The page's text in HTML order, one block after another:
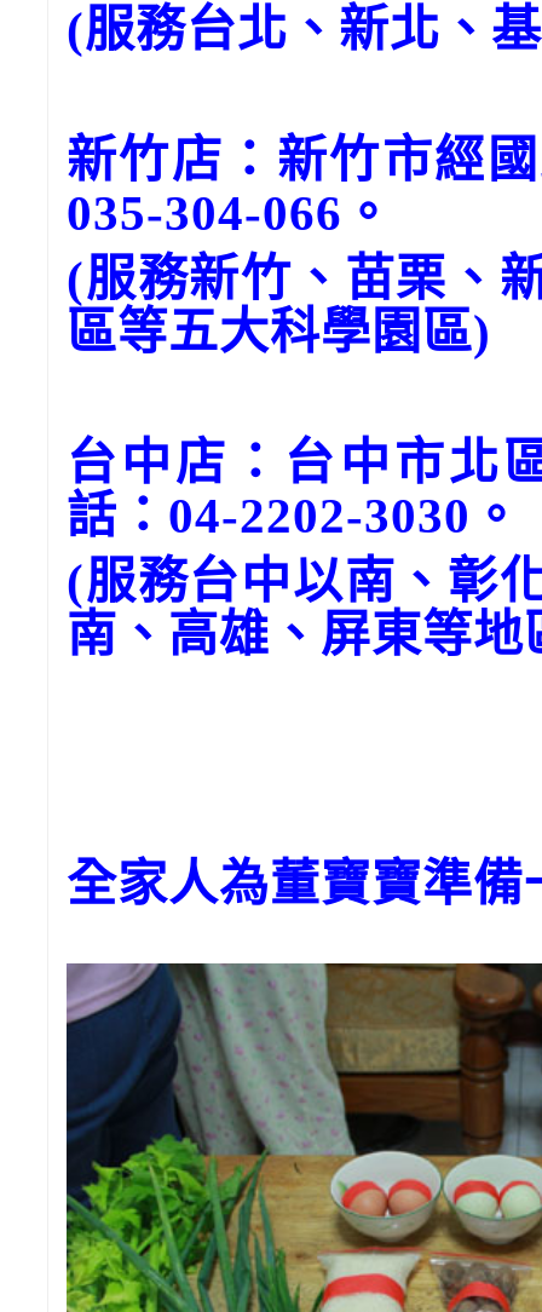
(服務台北、新北、
新竹店：新竹市經
035-304-066。
(服務新竹、苗栗、
區等五大科學園區)
台中店：台中市北
話：04-2202-3030。
(服務台中以南、彰
南、高雄、屏東等地
全家人為董寶寶準